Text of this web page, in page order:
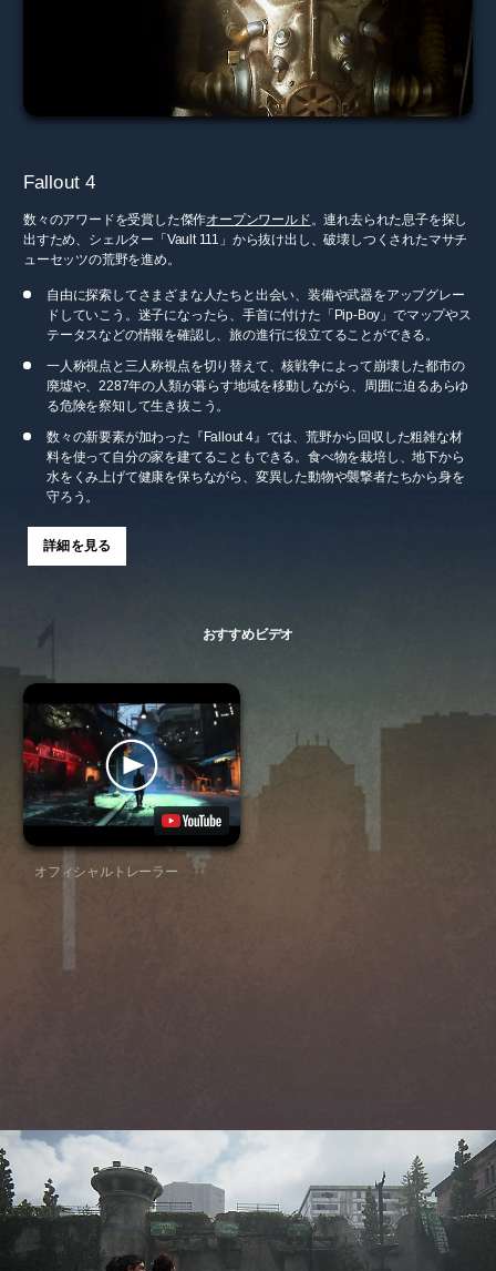
Fallout 4
数々のアワードを受賞した傑作オープンワールド。連れ去られた息子を探し
出すため、シェルター「Vault 111」から抜け出し、破壊しつくされたマサチ
ューセッツの荒野を進め。
自由に探索してさまざまな人たちと出会い、装備や武器をアップグレー
ドしていこう。迷子になったら、手首に付けた「Pip-Boy」でマップやス
テータスなどの情報を確認し、旅の進行に役立てることができる。
一人称視点と三人称視点を切り替えて、核戦争によって崩壊した都市の
廃墟や、2287年の人類が暮らす地域を移動しながら、周囲に迫るあらゆ
る危険を察知して生き抜こう。
数々の新要素が加わった『Fallout 4』では、荒野から回収した粗雑な材
料を使って自分の家を建てることもできる。食べ物を栽培し、地下から
水をくみ上げて健康を保ちながら、変異した動物や襲撃者たちから身を
守ろう。
詳細を見る
おすすめビデオ
オフィシャルトレーラー